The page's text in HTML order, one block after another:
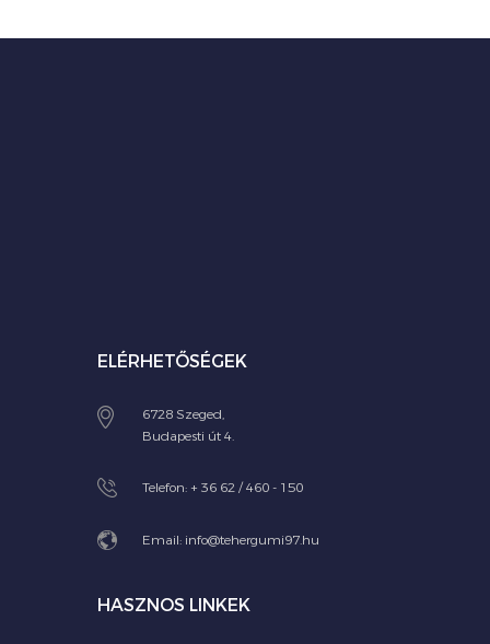
ELÉRHETŐSÉGEK
6728 Szeged,
Budapesti út 4.
Telefon: + 36 62 / 460 - 150
Email: info@tehergumi97.hu
HASZNOS LINKEK